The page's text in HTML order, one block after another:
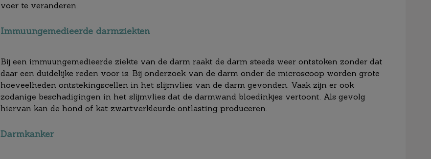
voer te veranderen.
Immuungemedieerde darmziekten
Bij een immuungemedieerde ziekte van de darm raakt de darm steeds weer ontstoken zonder dat
daar een duidelijke reden voor is. Bij onderzoek van de darm onder de microscoop worden grote
hoeveelheden ontstekingscellen in het slijmvlies van de darm gevonden. Vaak zijn er ook
zodanige beschadigingen in het slijmvlies dat de darmwand bloedinkjes vertoont. Als gevolg
hiervan kan de hond of kat zwartverkleurde ontlasting produceren.
Darmkanker